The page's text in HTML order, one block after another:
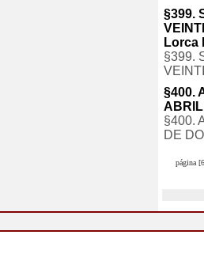
§399.
Lorca
§399.
§400.
§400.
DE
página